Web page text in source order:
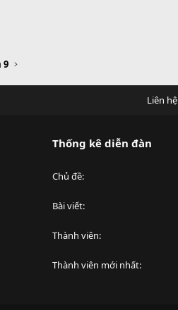
9
Liên hệ
Thống kê diễn đàn
Chủ đề
Bài viết
Thành viên
Thành viên mới nhất